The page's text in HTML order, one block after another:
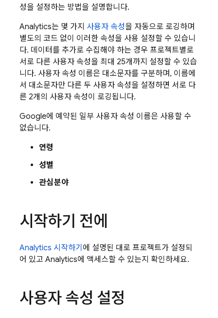
성을 설정하는 방법을 설명합니다.
Analytics는 몇 가지 사용자 속성을 자동으로 로깅하며
별도의 코드 없이 이러한 속성을 사용 설정할 수 있습니
다. 데이터를 추가로 수집해야 하는 경우 프로젝트별로
서로 다른 사용자 속성을 최대 25개까지 설정할 수 있습
니다. 사용자 속성 이름은 대소문자를 구분하며, 이름에
서 대소문자만 다른 두 사용자 속성을 설정하면 서로 다
른 2개의 사용자 속성이 로깅됩니다.
Google에 예약된 일부 사용자 속성 이름은 사용할 수
없습니다.
연령
성별
관심분야
시작하기 전에
Analytics 시작하기 에 설명된 대로 프로젝트가 설정되
어 있고 Analytics에 액세스할 수 있는지 확인하세요.
사용자 속성 설정